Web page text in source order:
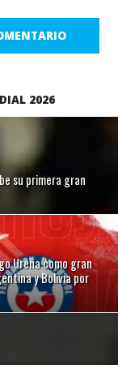
2026
su primera gran
Ureña como gran
y Bolivia por